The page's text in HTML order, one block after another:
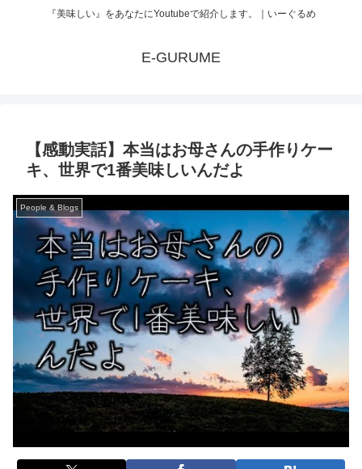
『美味しい』をあなたにYoutubeで紹介します。｜いーぐるめ
E-GURUME
【感動実話】本当はお母さんの手作りケー
キ、世界で1番美味しいんだよ
People & Blogs